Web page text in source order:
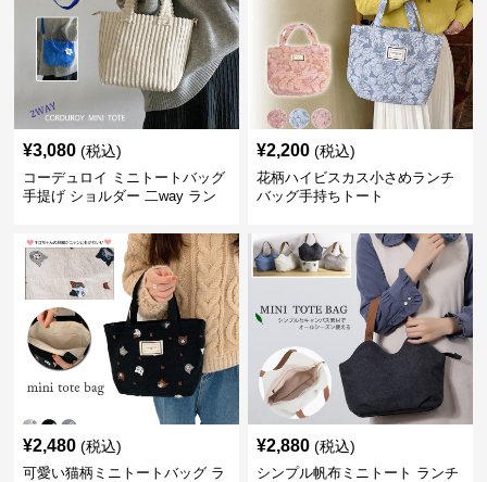
¥3,080 (税込)
コーデュロイ ミニトートバッグ
手提げ ショルダー 二way ラン
¥2,200 (税込)
花柄ハイビスカス小さめランチ
バッグ手持ちトート
¥2,480 (税込)
可愛い猫柄ミニトートバッグ ラ
¥2,880 (税込)
シンプル帆布ミニトート ランチ